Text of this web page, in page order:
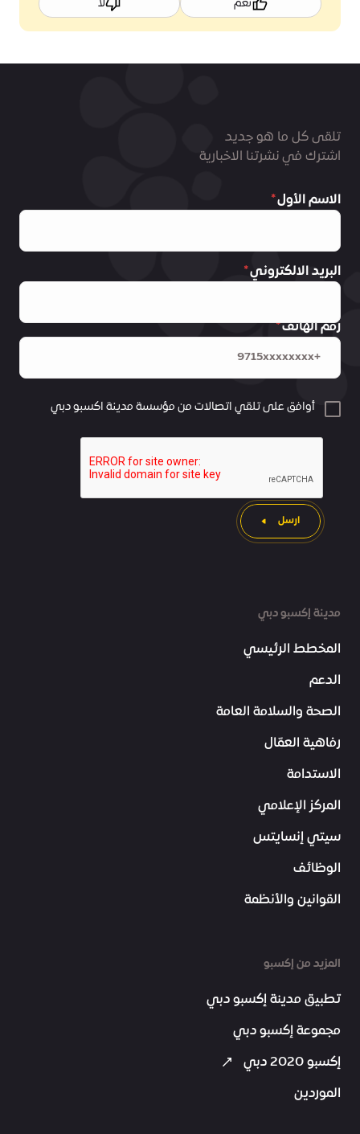
نعم لا
مدينة إكسبو دبي
المخطط الرئيسي
الدعم
الصحة والسلامة العامة
رفاهية العمّال
الاستدامة
المركز الإعلامي
سيتي إنسايتس
الوظائف
القوانين والأنظمة
المزيد من إكسبو
تطبيق مدينة إكسبو دبي
مجموعة إكسبو دبي
إكسبو 2020 دبي
الموردين
تلقى كل ما هو جديد
اشترك في نشرتنا الاخبارية
الاسم الأول
البريد الالكتروني
رقم الهاتف
أوافق على تلقي اتصالات من مؤسسة مدينة اكسبو دبي
ارسل